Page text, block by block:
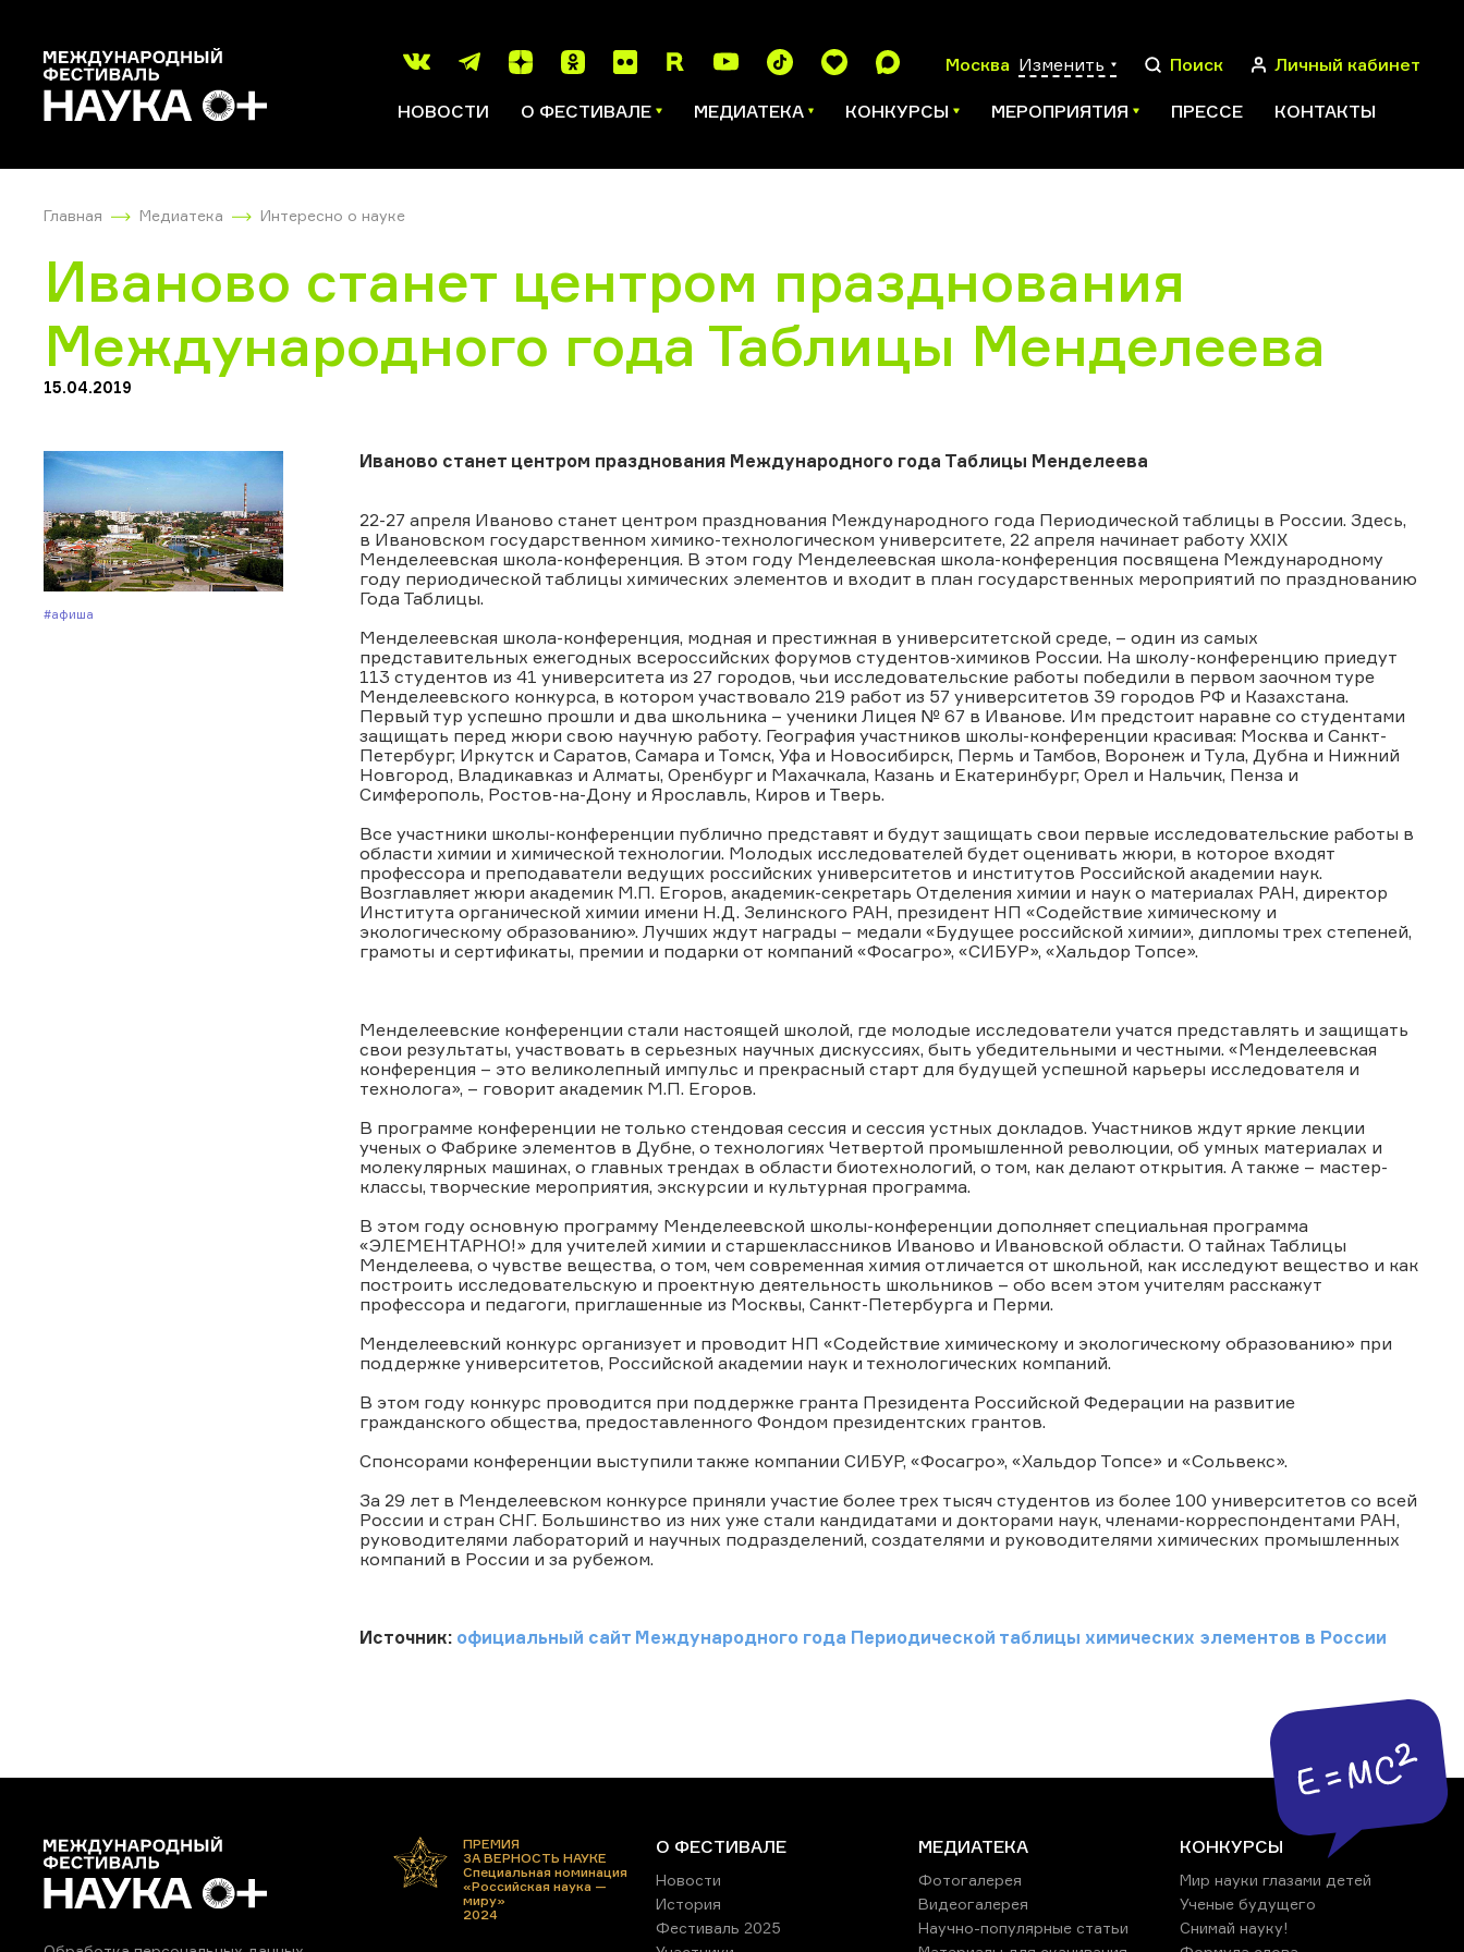
Москва Изменить Поиск Личный кабинет
НОВОСТИ О ФЕСТИВАЛЕ МЕДИАТЕКА КОНКУРСЫ МЕРОПРИЯТИЯ ПРЕССЕ КОНТАКТЫ
Главная Медиатека Интересно о науке
Иваново станет центром празднования
Международного года Таблицы Менделеева
15.04.2019
#Афиша
Иваново станет центром празднования Международного года Таблицы Менделеева
22-27 апреля Иваново станет центром празднования Международного года Периодической таблицы в России. Здесь,
в Ивановском государственном химико-технологическом университете, 22 апреля начинает работу XXIX
Менделеевская школа-конференция. В этом году Менделеевская школа-конференция посвящена Международному
году периодической таблицы химических элементов и входит в план государственных мероприятий по празднованию
Года Таблицы.
Менделеевская школа-конференция, модная и престижная в университетской среде, – один из самых
представительных ежегодных всероссийских форумов студентов-химиков России. На школу-конференцию приедут
113 студентов из 41 университета из 27 городов, чьи исследовательские работы победили в первом заочном туре
Менделеевского конкурса, в котором участвовало 219 работ из 57 университетов 39 городов РФ и Казахстана.
Первый тур успешно прошли и два школьника – ученики Лицея № 67 в Иванове. Им предстоит наравне со студентами
защищать перед жюри свою научную работу. География участников школы-конференции красивая: Москва и Санкт-
Петербург, Иркутск и Саратов, Самара и Томск, Уфа и Новосибирск, Пермь и Тамбов, Воронеж и Тула, Дубна и Нижний
Новгород, Владикавказ и Алматы, Оренбург и Махачкала, Казань и Екатеринбург, Орел и Нальчик, Пенза и
Симферополь, Ростов-на-Дону и Ярославль, Киров и Тверь.
Все участники школы-конференции публично представят и будут защищать свои первые исследовательские работы в
области химии и химической технологии. Молодых исследователей будет оценивать жюри, в которое входят
профессора и преподаватели ведущих российских университетов и институтов Российской академии наук.
Возглавляет жюри академик М.П. Егоров, академик-секретарь Отделения химии и наук о материалах РАН, директор
Института органической химии имени Н.Д. Зелинского РАН, президент НП «Содействие химическому и
экологическому образованию». Лучших ждут награды – медали «Будущее российской химии», дипломы трех степеней,
грамоты и сертификаты, премии и подарки от компаний «Фосагро», «СИБУР», «Хальдор Топсе».
Менделеевские конференции стали настоящей школой, где молодые исследователи учатся представлять и защищать
свои результаты, участвовать в серьезных научных дискуссиях, быть убедительными и честными. «Менделеевская
конференция – это великолепный импульс и прекрасный старт для будущей успешной карьеры исследователя и
технолога», – говорит академик М.П. Егоров.
В программе конференции не только стендовая сессия и сессия устных докладов. Участников ждут яркие лекции
ученых о Фабрике элементов в Дубне, о технологиях Четвертой промышленной революции, об умных материалах и
молекулярных машинах, о главных трендах в области биотехнологий, о том, как делают открытия. А также – мастер-
классы, творческие мероприятия, экскурсии и культурная программа.
В этом году основную программу Менделеевской школы-конференции дополняет специальная программа
«ЭЛЕМЕНТАРНО!» для учителей химии и старшеклассников Иваново и Ивановской области. О тайнах Таблицы
Менделеева, о чувстве вещества, о том, чем современная химия отличается от школьной, как исследуют вещество и как
построить исследовательскую и проектную деятельность школьников – обо всем этом учителям расскажут
профессора и педагоги, приглашенные из Москвы, Санкт-Петербурга и Перми.
Менделеевский конкурс организует и проводит НП «Содействие химическому и экологическому образованию» при
поддержке университетов, Российской академии наук и технологических компаний.
В этом году конкурс проводится при поддержке гранта Президента Российской Федерации на развитие
гражданского общества, предоставленного Фондом президентских грантов.
Спонсорами конференции выступили также компании СИБУР, «Фосагро», «Хальдор Топсе» и «Сольвекс».
За 29 лет в Менделеевском конкурсе приняли участие более трех тысяч студентов из более 100 университетов со всей
России и стран СНГ. Большинство из них уже стали кандидатами и докторами наук, членами-корреспондентами РАН,
руководителями лабораторий и научных подразделений, создателями и руководителями химических промышленных
компаний в России и за рубежом.
Источник: официальный сайт Международного года Периодической таблицы химических элементов в России
ПРЕМИЯ
ЗА ВЕРНОСТЬ НАУКЕ
Специальная номинация
«Российская наука —
миру»
2024
О ФЕСТИВАЛЕ
Новости
История
Фестиваль 2025
МЕДИАТЕКА
Фотогалерея
Видеогалерея
Научно-популярные статьи
КОНКУРСЫ
Мир науки глазами детей
Ученые будущего
Снимай науку!